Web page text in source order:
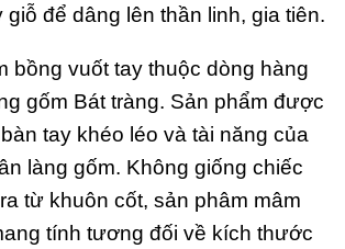
giỗ để dâng lên thần linh, gia tiên.
bồng vuốt tay thuộc dòng hàng
gốm Bát tràng. Sản phẩm được
tay khéo léo và tài năng của
làng gốm. Không giống chiếc
từ khuôn cốt, sản phâm mâm
tính tương đối về kích thước